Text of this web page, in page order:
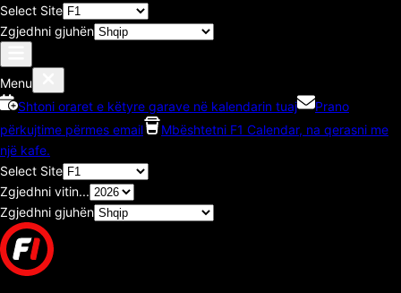
Select Site
Zgjedhni gjuhën
Menu
Shtoni oraret e këtyre garave në kalendarin tuaj
Prano
përkujtime përmes email
Mbështetni F1 Calendar, na qerasni me
një kafe.
Select Site
Zgjedhni vitin...
Zgjedhni gjuhën